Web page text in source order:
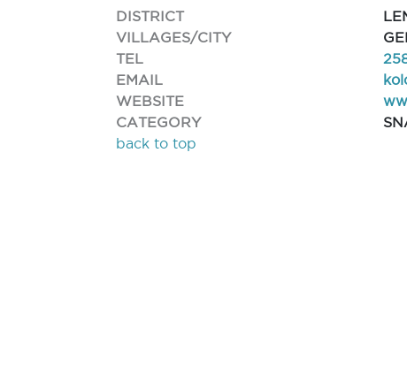
DISTRICT
VILLAGES/CITY
TEL
EMAIL
WEBSITE
CATEGORY
back to top